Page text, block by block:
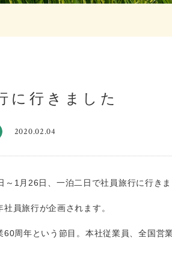
に行きました
2020.02.04
～1月26日、一泊二日で社員旅行に行きま
員旅行が企画されます。
60周年という節目。本社従業員、全国営